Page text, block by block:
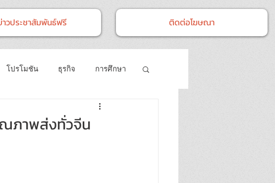
วประชาสัมพันธ์ฟรี ติดต่อโฆษณา
โปรโมชัน ธุรกิจ การศึกษา
ศิลปวัฒนธรรม
ภาพส่งทั่วจีน